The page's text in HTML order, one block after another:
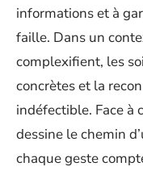
informations et à
faille. Dans un
complexifient, les
concrètes et la
indéfectible. Face à
dessine le chemin
chaque geste